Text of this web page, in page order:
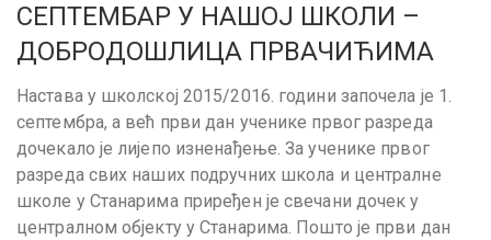
СЕПТЕМБАР У НАШОЈ ШКОЛИ –
ДОБРОДОШЛИЦА ПРВАЧИЋИМА
Настава у школској 2015/2016. години започела је 1.
септембра, а већ први дан ученике првог разреда
дочекало је лијепо изненађење. За ученике првог
разреда свих наших подручних школа и централне
школе у Станарима приређен је свечани дочек у
централном објекту у Станарима. Пошто је први дан